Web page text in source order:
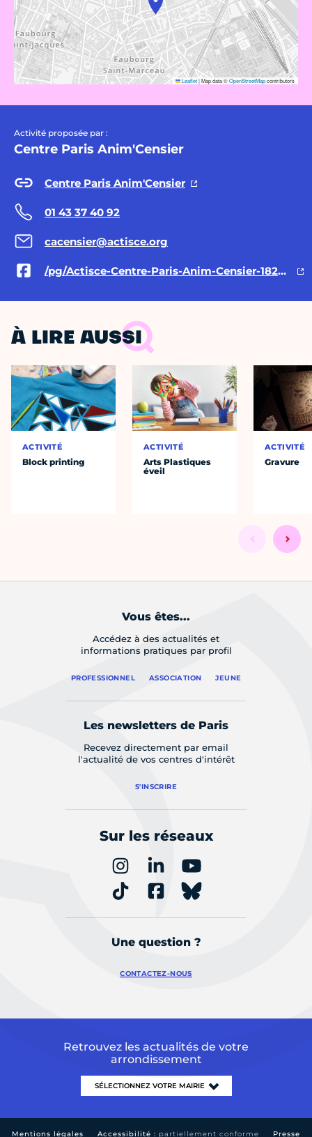
Leaflet|Map data ©OpenStreetMapcontributors
Activité proposée par :
Centre Paris Anim'Censier
Centre Paris Anim'Censier
01 43 37 40 92
cacensier@actisce.org
/pg/Actisce-Centre-Paris-Anim-Censier-182530205117234/posts/
À LIRE AUSSI
ACTIVITÉ
Block printing
ACTIVITÉ
Arts Plastiques
éveil
ACTIVITÉ
Gravure
Vous êtes...
Accédez à des actualités et
informations pratiques par profil
PROFESSIONNEL ASSOCIATION JEUNE
Les newsletters de Paris
Recevez directement par email
l'actualité de vos centres d'intérêt
S'INSCRIRE
Sur les réseaux
Une question ?
CONTACTEZ-NOUS
Retrouvez les actualités de votre
arrondissement
Mentions légales Accessibilité : partiellement conforme Presse